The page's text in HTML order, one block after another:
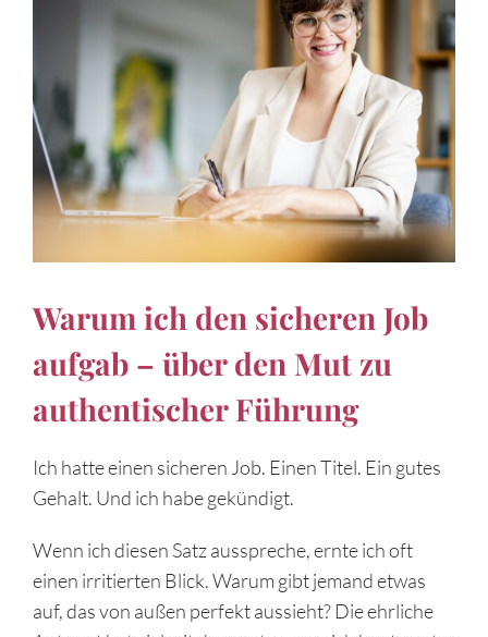
Warum ich den sicheren Job
aufgab – über den Mut zu
authentischer Führung
Ich hatte einen sicheren Job. Einen Titel. Ein gutes
Gehalt. Und ich habe gekündigt.
Wenn ich diesen Satz ausspreche, ernte ich oft
einen irritierten Blick. Warum gibt jemand etwas
auf, das von außen perfekt aussieht? Die ehrliche